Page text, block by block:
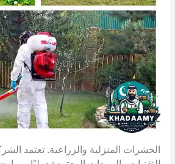
الحشرات المنزلية والزراعية. تعتمد